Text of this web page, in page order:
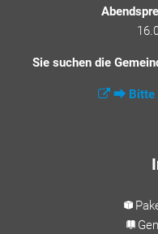
Sie suchen die
⮕ Bitte